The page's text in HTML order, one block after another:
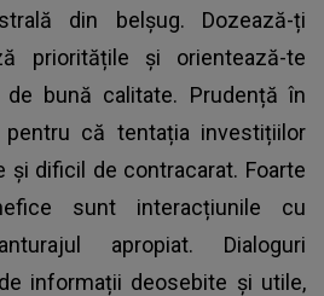
din belșug. Dozează-ți
prioritățile și orientează-te
bună calitate. Prudență în
pentru că tentația investițiilor
și dificil de contracarat. Foarte
sunt interacțiunile cu
apropiat. Dialoguri
informații deosebite și utile,